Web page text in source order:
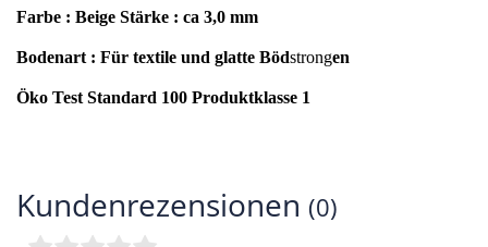
Farbe : Beige Stärke : ca 3,0 mm
Bodenart : Für textile und glatte Bödstrongen
Öko Test Standard 100 Produktklasse 1
Kundenrezensionen (0)